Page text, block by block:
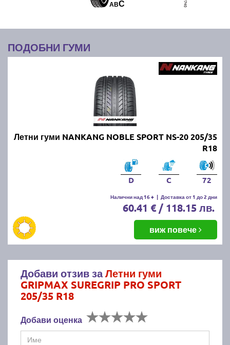
ABC
ПОДОБНИ ГУМИ
Летни гуми NANKANG NOBLE SPORT NS-20 205/35
R18
D C 72
Налични над 16 + | Доставка от 1 до 2 дни
60.41 € / 118.15 лв.
виж повече
Добави отзив заЛетни гуми
GRIPMAX SUREGRIP PRO SPORT
205/35 R18
Добави оценка